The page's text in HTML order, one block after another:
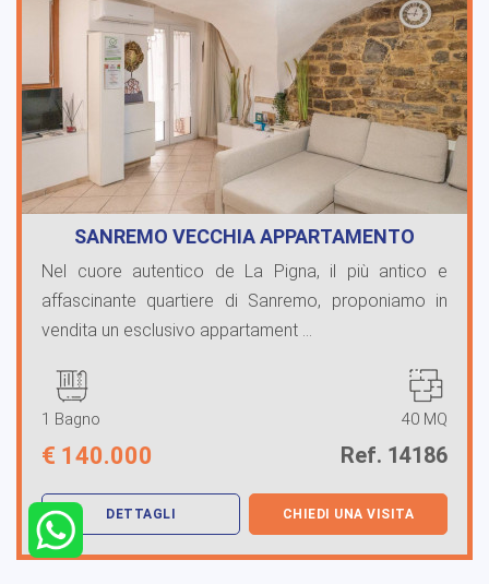
SANREMO VECCHIA APPARTAMENTO
RISTRUTTURA…
Nel cuore autentico de La Pigna, il più antico e
affascinante quartiere di Sanremo, proponiamo in
vendita un esclusivo appartament ...
1 Bagno 40 MQ
€ 140.000 Ref. 14186
DETTAGLI CHIEDI UNA VISITA